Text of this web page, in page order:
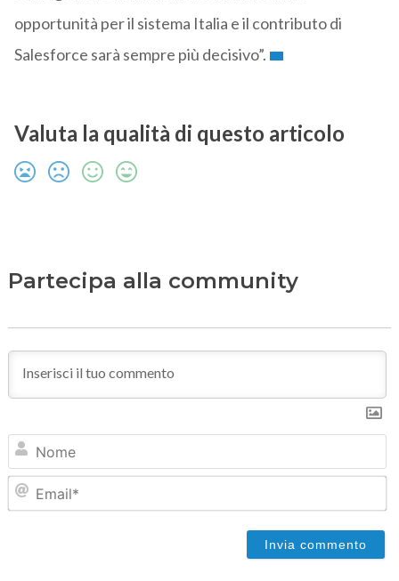
opportunità per il sistema Italia e il contributo di
Salesforce sarà sempre più decisivo”.
Valuta la qualità di questo articolo
Partecipa alla community